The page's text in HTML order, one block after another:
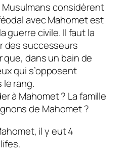
considèrent
avec Mahomet est
guerre civile. Il faut la
des successeurs
que, dans un bain de
qui s’opposent
rang.
à Mahomet ? La famille
de Mahomet ?
il y eut 4